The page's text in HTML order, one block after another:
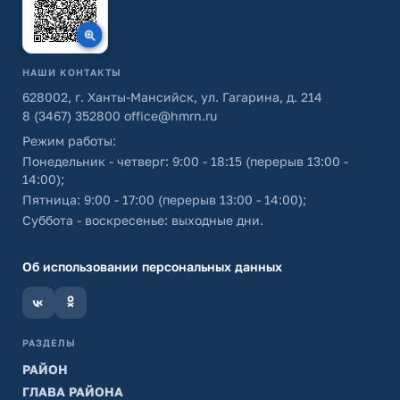
НАШИ КОНТАКТЫ
628002, г. Ханты-Мансийск, ул. Гагарина, д. 214
8 (3467) 352800 office@hmrn.ru
Режим работы:
Понедельник - четверг: 9:00 - 18:15 (перерыв 13:00 -
14:00);
Пятница: 9:00 - 17:00 (перерыв 13:00 - 14:00);
Суббота - воскресенье: выходные дни.
Об использовании персональных данных
РАЗДЕЛЫ
РАЙОН
ГЛАВА РАЙОНА